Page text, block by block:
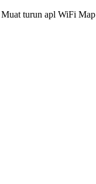
turun apl WiFi Map